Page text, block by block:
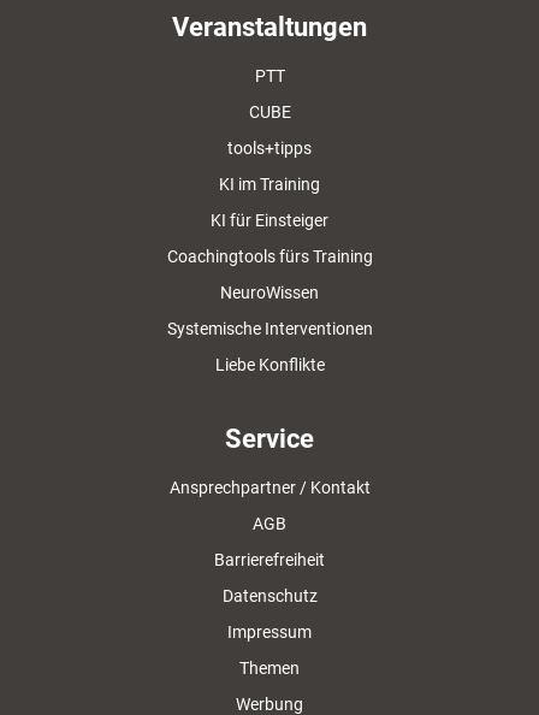
Veranstaltungen
PTT
CUBE
tools+tipps
KI im Training
KI für Einsteiger
Coachingtools fürs Training
NeuroWissen
Systemische Interventionen
Liebe Konflikte
Service
Ansprechpartner / Kontakt
AGB
Barrierefreiheit
Datenschutz
Impressum
Themen
Werbung